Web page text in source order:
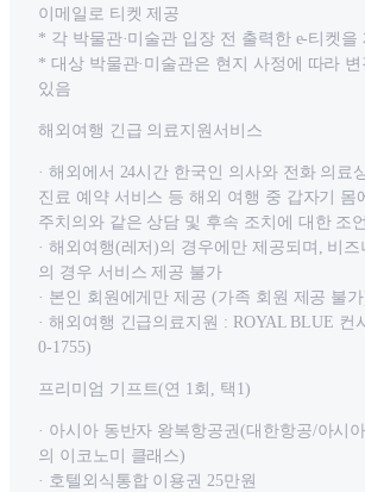
이메일로 티켓 제공
* 각 박물관·미술관 입장 전 출력한 e-티켓을
* 대상 박물관·미술관은 현지 사정에 따라
있음
해외여행 긴급 의료지원서비스
· 해외에서 24시간 한국인 의사와 전화 의료
진료 예약 서비스 등 해외 여행 중 갑자기 몸
주치의와 같은 상담 및 후속 조치에 대한 조
· 해외여행(레저)의 경우에만 제공되며, 비
의 경우 서비스 제공 불가
· 본인 회원에게만 제공 (가족 회원 제공 불
· 해외여행 긴급의료지원 : ROYAL BLUE
0-1755)
프리미엄 기프트(연 1회, 택1)
· 아시아 동반자 왕복항공권(대한항공/아시
의 이코노미 클래스)
· 호텔외식통합 이용권 25만원